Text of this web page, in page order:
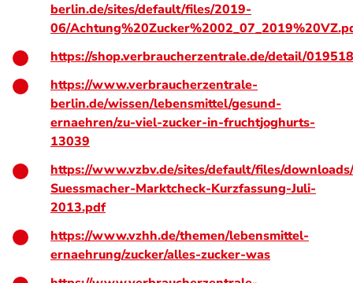
berlin.de/sites/default/files/2019-
06/
https://shop.verbraucherzentrale.de/detail/
https://www.verbraucherzentrale-
berlin.de/wissen/lebensmittel/gesund-
ernaehren/zu-viel-zucker-in-fruchtjoghurts-
13039
https://www.vzbv.de/sites/default/files/
Suessmacher-Marktcheck-Kurzfassung-Juli-
2013.pdf
https://www.vzhh.de/themen/lebensmittel-
ernaehrung/zucker/alles-zucker-was